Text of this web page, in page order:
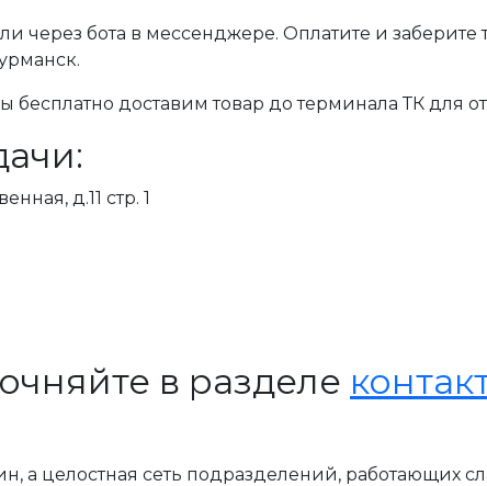
через бота в мессенджере. Оплатите и
доставим товар до терминала ТК для
д.11 стр. 1
в разделе
а целостная сеть подразделений, работающих